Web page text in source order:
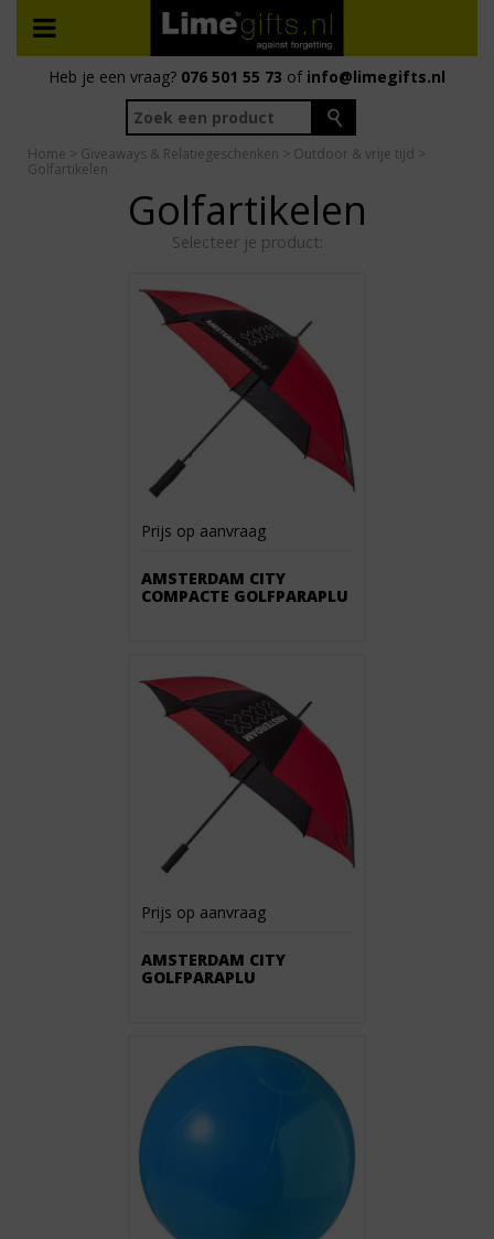
Heb je een vraag? 076 501 55 73 of info@limegifts.nl
Home > Giveaways & Relatiegeschenken > Outdoor & vrije tijd >
Golfartikelen
Golfartikelen
Selecteer je product:
Prijs op aanvraag
AMSTERDAM CITY
COMPACTE GOLFPARAPLU
Prijs op aanvraag
AMSTERDAM CITY
GOLFPARAPLU